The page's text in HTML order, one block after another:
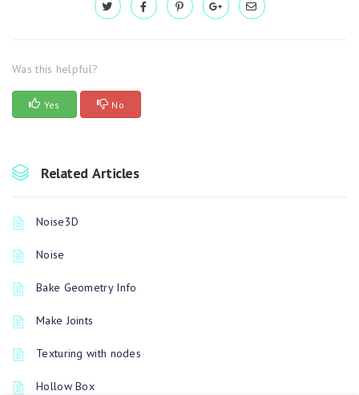
Was this helpful?
Yes No
Related Articles
Noise3D
Noise
Bake Geometry Info
Make Joints
Texturing with nodes
Hollow Box